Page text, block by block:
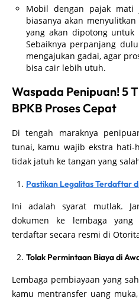
Mobil dengan pajak mati
biasanya akan
yang akan dipotong untuk
Sebaiknya perpanjang
mengajukan gadai, agar
bisa cair lebih utuh.
Waspada Penipuan! 5
BPKB Proses Cepat
Di tengah maraknya
tunai, kamu wajib ekstra hati-
tidak jatuh ke tangan yang
Pastikan Legalitas Terdaftar
Ini adalah syarat mutlak.
dokumen ke lembaga
terdaftar secara resmi di
Tolak Permintaan Biaya di
Lembaga pembiayaan yang
kamu mentransfer uang